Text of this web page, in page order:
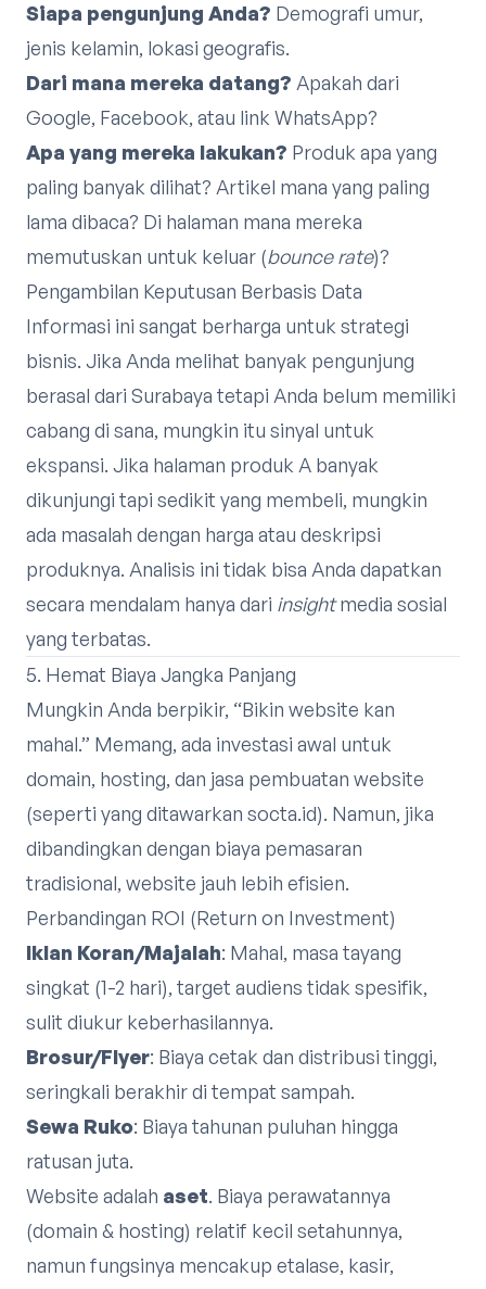
Siapa pengunjung Anda? Demografi umur,
jenis kelamin, lokasi geografis.
Dari mana mereka datang? Apakah dari
Google, Facebook, atau link WhatsApp?
Apa yang mereka lakukan? Produk apa yang
paling banyak dilihat? Artikel mana yang paling
lama dibaca? Di halaman mana mereka
memutuskan untuk keluar (bounce rate)?
Pengambilan Keputusan Berbasis Data
Informasi ini sangat berharga untuk strategi
bisnis. Jika Anda melihat banyak pengunjung
berasal dari Surabaya tetapi Anda belum memiliki
cabang di sana, mungkin itu sinyal untuk
ekspansi. Jika halaman produk A banyak
dikunjungi tapi sedikit yang membeli, mungkin
ada masalah dengan harga atau deskripsi
produknya. Analisis ini tidak bisa Anda dapatkan
secara mendalam hanya dari insightmedia sosial
yang terbatas.
5. Hemat Biaya Jangka Panjang
Mungkin Anda berpikir, “Bikin website kan
mahal.” Memang, ada investasi awal untuk
domain, hosting, dan jasa pembuatan website
(seperti yang ditawarkan socta.id). Namun, jika
dibandingkan dengan biaya pemasaran
tradisional, website jauh lebih efisien.
Perbandingan ROI (Return on Investment)
Iklan Koran/Majalah: Mahal, masa tayang
singkat (1-2 hari), target audiens tidak spesifik,
sulit diukur keberhasilannya.
Brosur/Flyer: Biaya cetak dan distribusi tinggi,
seringkali berakhir di tempat sampah.
Sewa Ruko: Biaya tahunan puluhan hingga
ratusan juta.
Website adalah aset. Biaya perawatannya
(domain & hosting) relatif kecil setahunnya,
namun fungsinya mencakup etalase, kasir,